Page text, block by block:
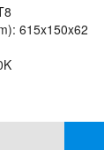
615x150x62